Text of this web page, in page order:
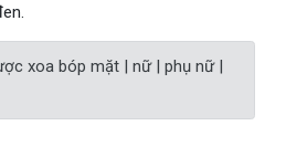
xoa bóp mặt | nữ | phụ nữ |